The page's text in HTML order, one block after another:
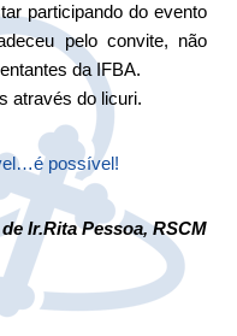
participando do evento
pelo convite, não
da IFBA.
através do licuri.
possível!
Ir.Rita Pessoa, RSCM